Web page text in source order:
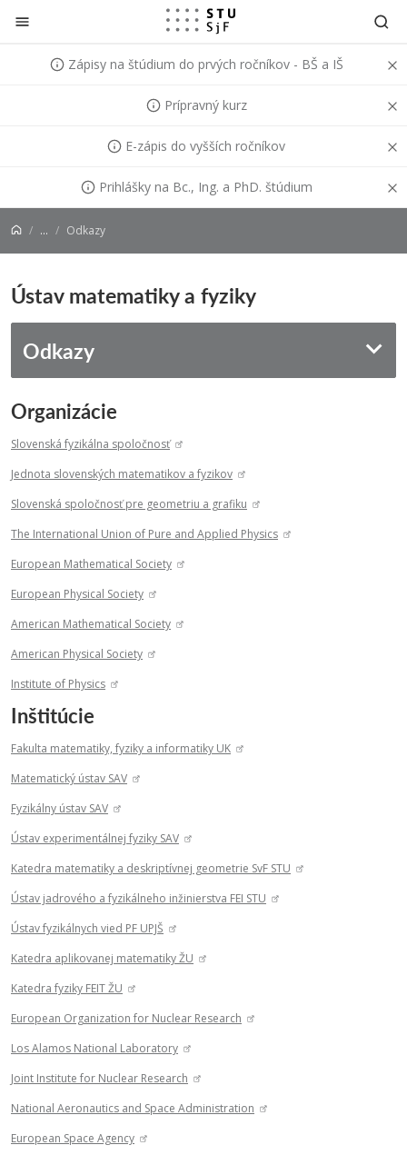
Prejsť na obsah
Zápisy na štúdium do prvých ročníkov - BŠ a IŠ
Prípravný kurz
E-zápis do vyšších ročníkov
Prihlášky na Bc., Ing. a PhD. štúdium
... Odkazy
Ústav matematiky a fyziky
Odkazy
Organizácie
Slovenská fyzikálna spoločnosť
Jednota slovenských matematikov a fyzikov
Slovenská spoločnosť pre geometriu a grafiku
The International Union of Pure and Applied Physics
European Mathematical Society
European Physical Society
American Mathematical Society
American Physical Society
Institute of Physics
Inštitúcie
Fakulta matematiky, fyziky a informatiky UK
Matematický ústav SAV
Fyzikálny ústav SAV
Ústav experimentálnej fyziky SAV
Katedra matematiky a deskriptívnej geometrie SvF STU
Ústav jadrového a fyzikálneho inžinierstva FEI STU
Ústav fyzikálnych vied PF UPJŠ
Katedra aplikovanej matematiky ŽU
Katedra fyziky FEIT ŽU
European Organization for Nuclear Research
Los Alamos National Laboratory
Joint Institute for Nuclear Research
National Aeronautics and Space Administration
European Space Agency